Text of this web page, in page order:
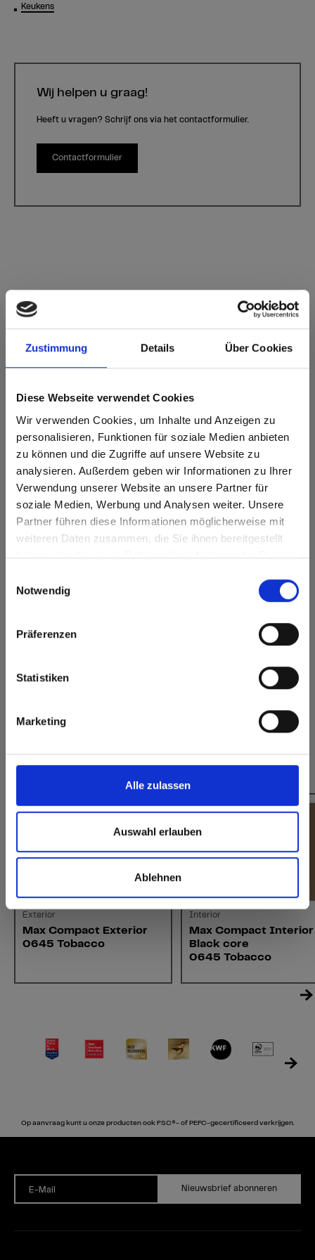
Zustimmung Details Über Cookies
Diese Webseite verwendet Cookies
Wir verwenden Cookies, um Inhalte und Anzeigen zu
personalisieren, Funktionen für soziale Medien anbieten
zu können und die Zugriffe auf unsere Website zu
analysieren. Außerdem geben wir Informationen zu Ihrer
Verwendung unserer Website an unsere Partner für
soziale Medien, Werbung und Analysen weiter. Unsere
Partner führen diese Informationen möglicherweise mit
weiteren Daten zusammen, die Sie ihnen bereitgestellt
haben oder die sie im Rahmen Ihrer Nutzung der Dienste
Notwendig
Präferenzen
Statistiken
Marketing
Alle zulassen
Auswahl erlauben
Ablehnen
sr.modal is not closeable
Are you based in the Verenigde
Staten?
rest of the world!
Keukens
Wij helpen u graag!
Heeft u vragen? Schrijf ons via het contactformulier.
Contactformulier
0645 Tobacco
Dichtstbijzijnde NCS-code: S 4020-Y30R
Dichtstbijzijnde CMYK-code: 38-45-69-4
noodzakelijk!
Productkenmerken
Gemakkelijk schoon te
maken
Slagvast
Krasvast Oplosmiddelbestendig
Oppervlaktekenmerken
Duurzaam gesloten
Hygiënisch
Splintervrij snijden,
Exterior
Max Compact Exterior
0645 Tobacco
Interior
Max Compact Interior
Black core
0645 Tobacco
Op aanvraag kunt u onze producten ook FSC®- of PEFC-gecertificeerd verkrijgen.
E-Mail Nieuwsbrief abonneren